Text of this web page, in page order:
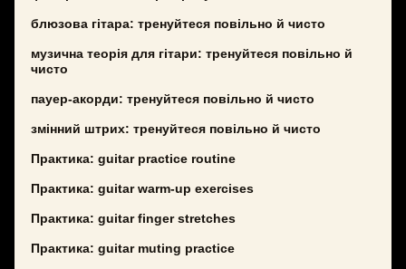
блюзова гітара: тренуйтеся повільно й чисто
музична теорія для гітари: тренуйтеся повільно й
чисто
пауер-акорди: тренуйтеся повільно й чисто
змінний штрих: тренуйтеся повільно й чисто
Практика: guitar practice routine
Практика: guitar warm-up exercises
Практика: guitar finger stretches
Практика: guitar muting practice